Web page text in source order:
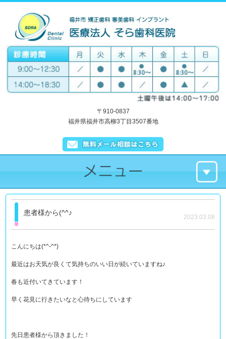
〒910-0837
福井県福井市高柳3丁目3507番地
患者様から(^^♪
2023.03.08
こんにちは(*^-^*)
最近はお天気が良くて気持ちのいい日が続いていますね♪
春も近付いてきています！
早く花見に行きたいなと心待ちにしています
先日患者様から頂きました！